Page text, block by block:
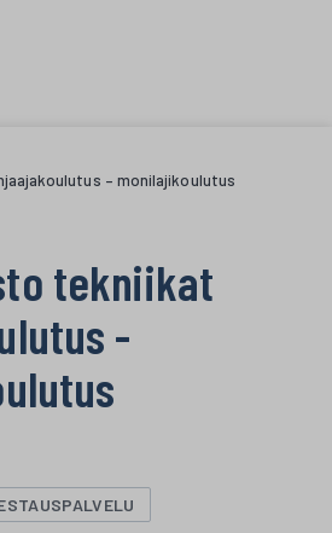
– monilajikoulutus
tekniikat
-